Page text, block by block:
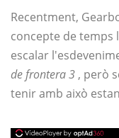
Recentment,
concepte de
escalar
de frontera 3 , però
tenir amb això